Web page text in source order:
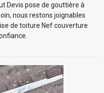
Devis pose de gouttière à
nous restons joignables
de toiture Nef couverture